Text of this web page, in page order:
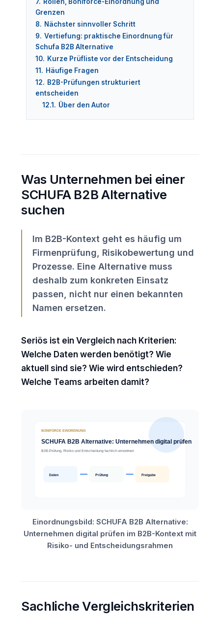
7. Rollen, Boniforce-Einordnung und
Grenzen
8. Nächster sinnvoller Schritt
9. Vertiefung: praktische Einordnung für
Schufa B2B Alternative
10. Kurze Prüfliste vor der Entscheidung
11. Häufige Fragen
12. B2B-Prüfungen strukturiert
entscheiden
12.1. Über den Autor
Was Unternehmen bei einer
SCHUFA B2B Alternative
suchen
Im B2B-Kontext geht es häufig um
Firmenprüfung, Risikobewertung und
Prozesse. Eine Alternative muss
deshalb zum konkreten Einsatz
passen, nicht nur einen bekannten
Namen ersetzen.
Seriös ist ein Vergleich nach Kriterien:
Welche Daten werden benötigt? Wie
aktuell sind sie? Wie wird entschieden?
Welche Teams arbeiten damit?
Einordnungsbild: SCHUFA B2B Alternative:
Unternehmen digital prüfen im B2B-Kontext mit
Risiko- und Entscheidungsrahmen
Sachliche Vergleichskriterien